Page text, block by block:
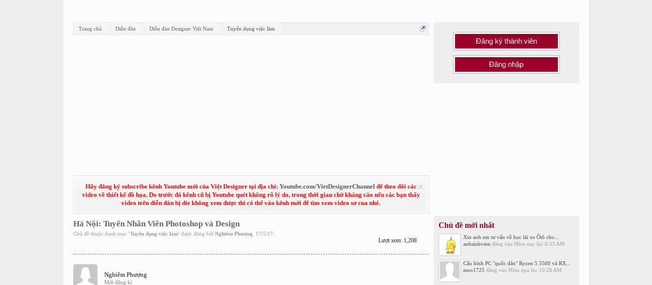
Trang chủ Diễn đàn Diễn đàn Designer Việt Nam Tuyển dụng việc làm
Hãy đăng ký subscribe kênh Youtube mới của Việt Designer tại địa chỉ: Youtube.com/VietDesignerChannelđể theo dõi các
video về thiết kế đồ họa. Do trước đó kênh cũ bị Youtube quét không rõ lý do, trong thời gian chờ kháng cáo nếu các bạn thấy
video trên diễn đàn bị die không xem được thì có thể vào kênh mới để tìm xem video sơ cua nhé.
Hà Nội: Tuyển Nhân Viên Photoshop và Design
Chủ đề thuộc danh mục 'Tuyển dụng việc làm' được đăng bởi Nghiêm Phượng 17/5/17
Lượt xem: 1,208
Nghiêm Phượng
Mới đăng kí
Đăng ký thành viên
Đăng nhập
Chủ đề mới nhất
Xin anh em tư vấn về học lái xe Ôtô cho...
anhsinhvien đăng vào Hôm nay lúc 6:33 AM
Cấu hình PC "quốc dân" Ryzen 5 5500 và RX...
meo1725 đăng vào Hôm qua lúc 10:28 AM